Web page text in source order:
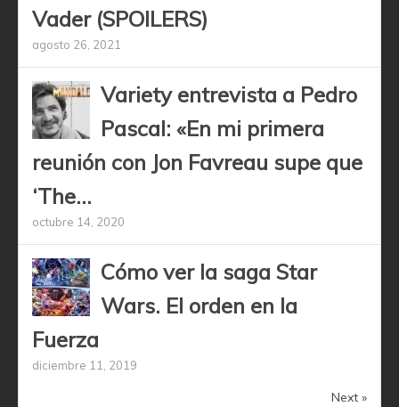
Vader (SPOILERS)
agosto 26, 2021
Variety entrevista a Pedro
Pascal: «En mi primera
reunión con Jon Favreau supe que
‘The...
octubre 14, 2020
Cómo ver la saga Star
Wars. El orden en la
Fuerza
diciembre 11, 2019
Next »